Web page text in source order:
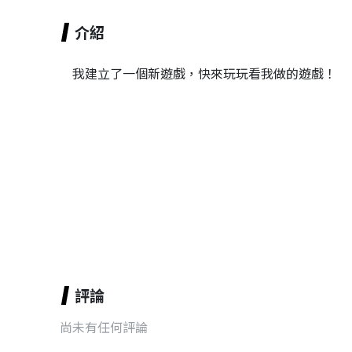
介紹
我建立了一個新遊戲，快來玩玩看我做的遊戲！
評論
尚未有任何評論